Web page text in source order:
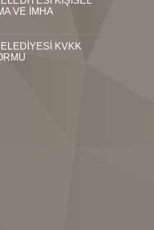
VE İMHA
KVKK